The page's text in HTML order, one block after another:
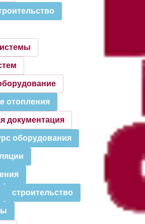
отопления
документация
оборудования
строительство